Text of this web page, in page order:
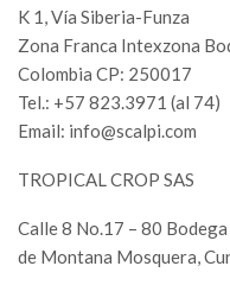
K 1, Vía Siberia-Funza
Zona Franca Intexzona
Colombia CP: 250017
Tel.: +57 823.3971 (al 74)
Email: info@scalpi.com
TROPICAL CROP SAS
Calle 8 No.17 – 80
de Montana Mosquera,